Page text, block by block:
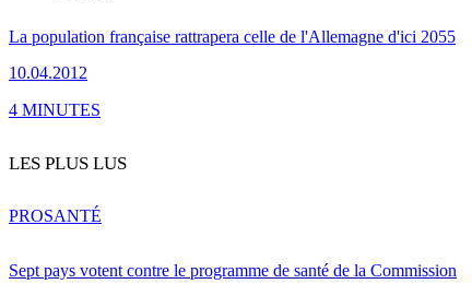
La population française rattrapera celle de l'Allemagne d'ici 2055
10.04.2012
4 MINUTES
LES PLUS LUS
Sept pays votent contre le programme de santé de la Commission
PROSANTÉ